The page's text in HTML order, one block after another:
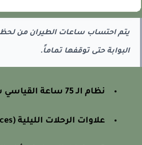
يتم احتساب ساعات الطيران من لحظة
البوابة حتى توقفها تماماً.
نظام الـ 75 ساعة القياسي شهرياً.
علاوات الرحلات الليلية (Night Shift Allowances).